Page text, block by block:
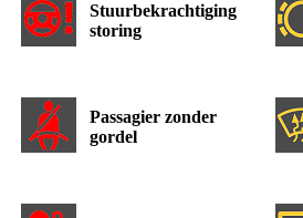
Stuurbekrachtiging
storing
Passagier zonder
gordel